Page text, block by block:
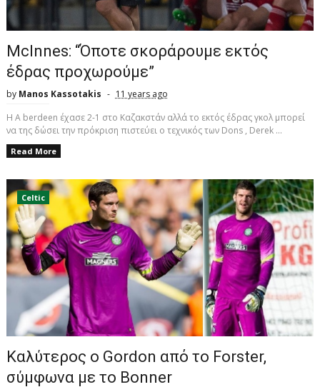
McInnes: “Όποτε σκοράρουμε εκτός
έδρας προχωρούμε”
by Manos Kassotakis
11 years ago
H Α berdeen έχασε 2-1 στο Καζακστάν αλλά το εκτός έδρας γκολ μπορεί
να της δώσει την πρόκριση πιστεύει ο τεχνικός των Dons , Derek ...
Read More
Celtic
Καλύτερoς ο Gordon από το Forster,
σύμφωνα με το Bonner